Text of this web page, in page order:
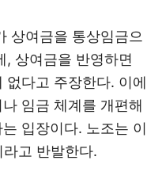
상여금을 통상임금으
, 상여금을 반영하면
없다고 주장한다. 이에
임금 체계를 개편해
입장이다. 노조는 이
라고 반발한다.